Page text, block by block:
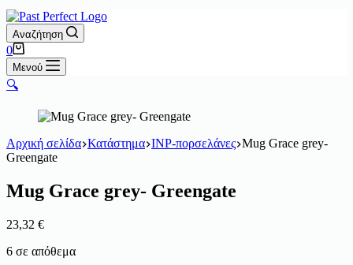
Αναζήτηση
Καλάθι
Αγορών
0
Μενού
🔍
Αρχική σελίδα Κατάστημα INP-πορσελάνες Mug Grace grey-
Greengate
Mug Grace grey- Greengate
23,32 €
6 σε απόθεμα